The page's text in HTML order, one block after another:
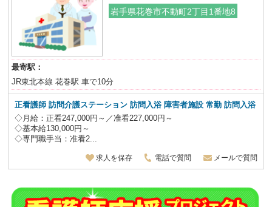
岩手県花巻市不動町2丁目1番地8
最寄駅：
JR東北本線 花巻駅 車で10分
正看護師 訪問介護ステーション 訪問入浴 障害者施設 常勤 訪問入浴
◇月給：正看247,000円～／准看227,000円～
◇基本給130,000円～
◇専門職手当：准看2...
求人を保存 電話で質問 メールで質問